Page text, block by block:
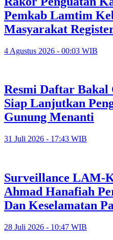
Pemkab Lamtim
Masyarakat
4 Agustus 2026 - 00:03 WIB
Resmi Daftar
Siap Lanjutkan
Gunung Menanti
31 Juli 2026 - 17:43 WIB
Surveillance LAM-
Ahmad Hanafiah
Dan Keselamatan
28 Juli 2026 - 10:47 WIB